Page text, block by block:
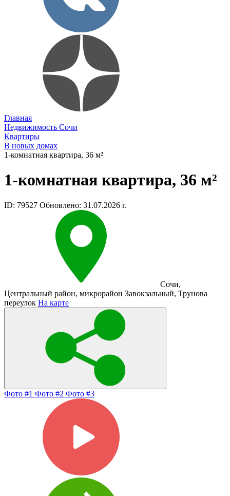
Главная
Недвижимость Сочи
Квартиры
В новых домах
1-комнатная квартира, 36 м²
1-комнатная квартира, 36 м²
ID: 79527 Обновлено: 31.07.2026 г.
Сочи,
Центральный район, микрорайон Завокзальный, Трунова
переулок На карте
Фото #1 Фото #2 Фото #3